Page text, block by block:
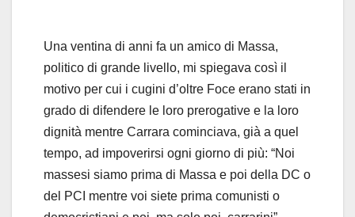
Una ventina di anni fa un amico di Massa,
politico di grande livello, mi spiegava così il
motivo per cui i cugini d’oltre Foce erano stati in
grado di difendere le loro prerogative e la loro
dignità mentre Carrara cominciava, già a quel
tempo, ad impoverirsi ogni giorno di più: “Noi
massesi siamo prima di Massa e poi della DC o
del PCI mentre voi siete prima comunisti o